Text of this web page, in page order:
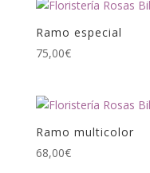
Ramo especial
75,00€
Ramo multicolor
68,00€